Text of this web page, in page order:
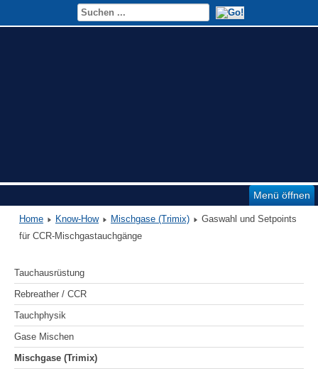
Menü öffnen
Home Know-How Mischgase (Trimix)
Gaswahl und Setpoints
für CCR-Mischgastauchgänge
Tauchausrüstung
Rebreather / CCR
Tauchphysik
Gase Mischen
Mischgase (Trimix)